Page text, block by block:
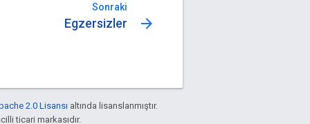
Sonraki
Egzersizler arrow_forward
2.0 Lisansı altında lisanslanmıştır.
ticari markasıdır.